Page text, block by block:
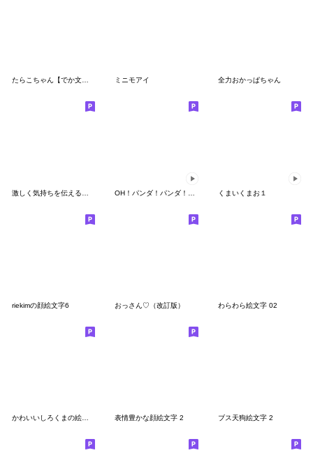
たらこちゃん【でか文字】吹き出し絵文字 ミニモアイ 全力おかっぱちゃん
くまいくまお１
riekimの顔絵文字6 おっさん♡（改訂版） わらわら絵文字 02
かわいいしろくまの絵文字 表情豊かな顔絵文字 2 ブス天狗絵文字 2